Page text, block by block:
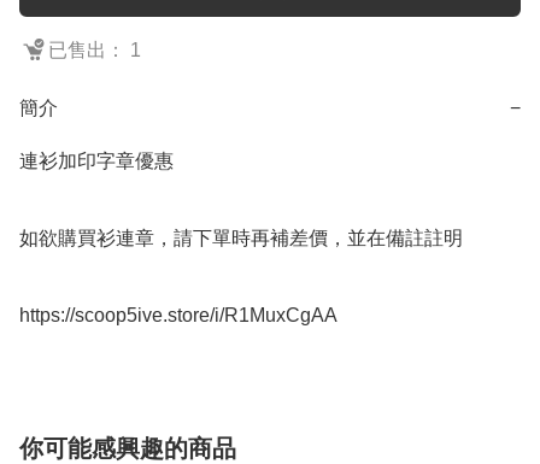
已售出： 1
簡介 −
連衫加印字章優惠
如欲購買衫連章，請下單時再補差價，並在備註註明
https://scoop5ive.store/i/R1MuxCgAA
你可能感興趣的商品